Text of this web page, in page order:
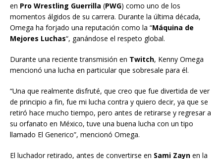
en Pro Wrestling Guerrilla (PWG) como uno de los
momentos álgidos de su carrera. Durante la última década,
Omega ha forjado una reputación como la “Máquina de
Mejores Luchas“, ganándose el respeto global.
Durante una reciente transmisión en Twitch, Kenny Omega
mencionó una lucha en particular que sobresale para él.
“Una que realmente disfruté, que creo que fue divertida de ver
de principio a fin, fue mi lucha contra y quiero decir, ya que se
retiró hace mucho tiempo, pero antes de retirarse y regresar a
su orfanato en México, tuve una buena lucha con un tipo
llamado El Generico”, mencionó Omega.
El luchador retirado, antes de convertirse en Sami Zayn en la